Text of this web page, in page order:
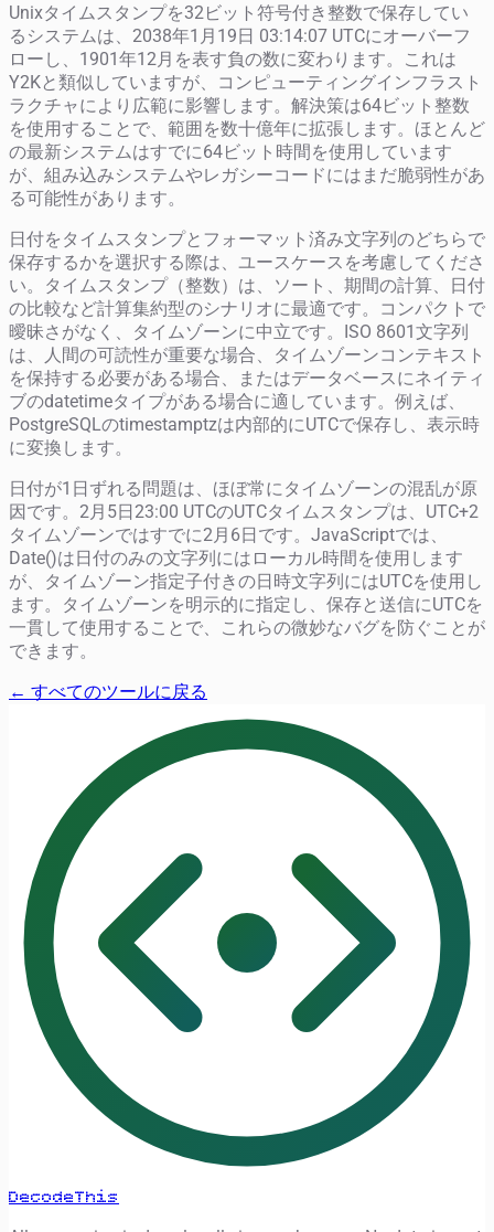
Unixタイムスタンプを32ビット符号付き整数で保存してい
るシステムは、2038年1月19日 03:14:07 UTCにオーバーフ
ローし、1901年12月を表す負の数に変わります。これは
Y2Kと類似していますが、コンピューティングインフラスト
ラクチャにより広範に影響します。解決策は64ビット整数
を使用することで、範囲を数十億年に拡張します。ほとんど
の最新システムはすでに64ビット時間を使用しています
が、組み込みシステムやレガシーコードにはまだ脆弱性があ
る可能性があります。
日付をタイムスタンプとフォーマット済み文字列のどちらで
保存するかを選択する際は、ユースケースを考慮してくださ
い。タイムスタンプ（整数）は、ソート、期間の計算、日付
の比較など計算集約型のシナリオに最適です。コンパクトで
曖昧さがなく、タイムゾーンに中立です。ISO 8601文字列
は、人間の可読性が重要な場合、タイムゾーンコンテキスト
を保持する必要がある場合、またはデータベースにネイティ
ブのdatetimeタイプがある場合に適しています。例えば、
PostgreSQLのtimestamptzは内部的にUTCで保存し、表示時
に変換します。
日付が1日ずれる問題は、ほぼ常にタイムゾーンの混乱が原
因です。2月5日23:00 UTCのUTCタイムスタンプは、UTC+2
タイムゾーンではすでに2月6日です。JavaScriptでは、
Date()は日付のみの文字列にはローカル時間を使用します
が、タイムゾーン指定子付きの日時文字列にはUTCを使用し
ます。タイムゾーンを明示的に指定し、保存と送信にUTCを
一貫して使用することで、これらの微妙なバグを防ぐことが
できます。
← すべてのツールに戻る
DecodeThis